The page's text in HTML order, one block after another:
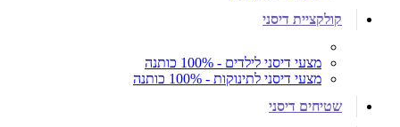
קולקציית דיסני
מצעי דיסני לילדים - 100% כותנה
מצעי דיסני לתינוקות - 100% כותנה
שטיחים דיסני